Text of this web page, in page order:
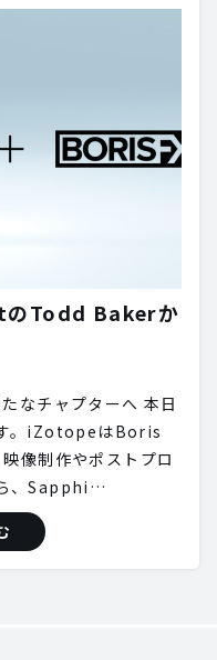
Todd Bakerか
なチャプターへ 本日
。iZotopeはBoris
像制作やポストプロ
、Sapphi…